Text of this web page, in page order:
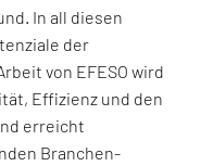
In all diesen
der
von EFESO wird
Effizienz und den
erreicht
Branchen-